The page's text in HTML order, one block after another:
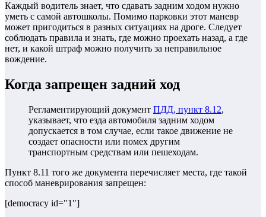
Каждый водитель знает, что сдавать задним ходом нужно
уметь с самой автошколы. Помимо парковки этот маневр
может пригодиться в разных ситуациях на дроге. Следует
соблюдать правила и знать, где можно проехать назад, а где
нет, и какой штраф можно получить за неправильное
вождение.
Когда запрещен задний ход
Регламентирующий документ ПДД, пункт 8.12,
указывает, что езда автомобиля задним ходом
допускается в том случае, если такое движение не
создает опасности или помех другим
транспортным средствам или пешеходам.
Пункт 8.11 того же документа перечисляет места, где такой
способ маневрирования запрещен:
[democracy id="1"]